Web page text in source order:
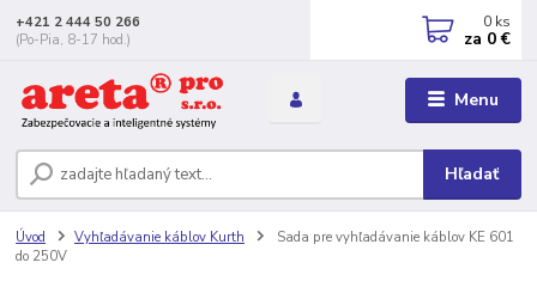
Menu
Hľadať
+421 2 444 50 266
(Po-Pia, 8-17 hod.)
0 ks
za 0 €
Úvod Vyhľadávanie káblov Kurth
Sada pre vyhľadávanie káblov KE 601
do 250V